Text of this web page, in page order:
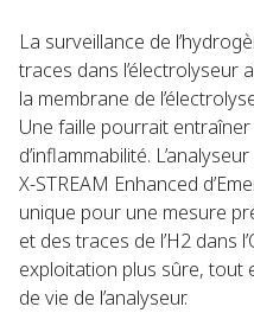
La surveillance de
traces dans l’électrolyseur
la membrane de
Une faille pourrait
d’inflammabilité.
X-STREAM Enhanced
unique pour une mesure
et des traces de l’H2 dans
exploitation plus sûre, tout
de vie de l’analyseur.